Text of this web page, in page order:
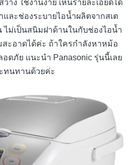
าง ใช้งานง่าย เห็นรายละเอียดได้
ละช่องระบายไอน้ำผลิตจากสเต
ม่เป็นสนิมฝาด้านในกับช่องไอน้ำ
ะอาดได้ค่ะ ถ้าใครกำลังหาหม้อ
ดภัย แนะนำ Panasonic รุ่นนี้เลย
ทนทานด้วยค่ะ